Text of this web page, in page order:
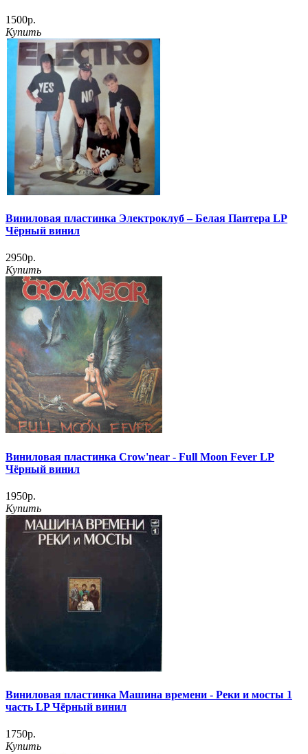
1500р.
Купить
Виниловая пластинка Электроклуб – Белая Пантера LP
Чёрный винил
2950р.
Купить
Виниловая пластинка Crow'near - Full Moon Fever LP
Чёрный винил
1950р.
Купить
Виниловая пластинка Машина времени ‎- Реки и мосты 1
часть LP Чёрный винил
1750р.
Купить